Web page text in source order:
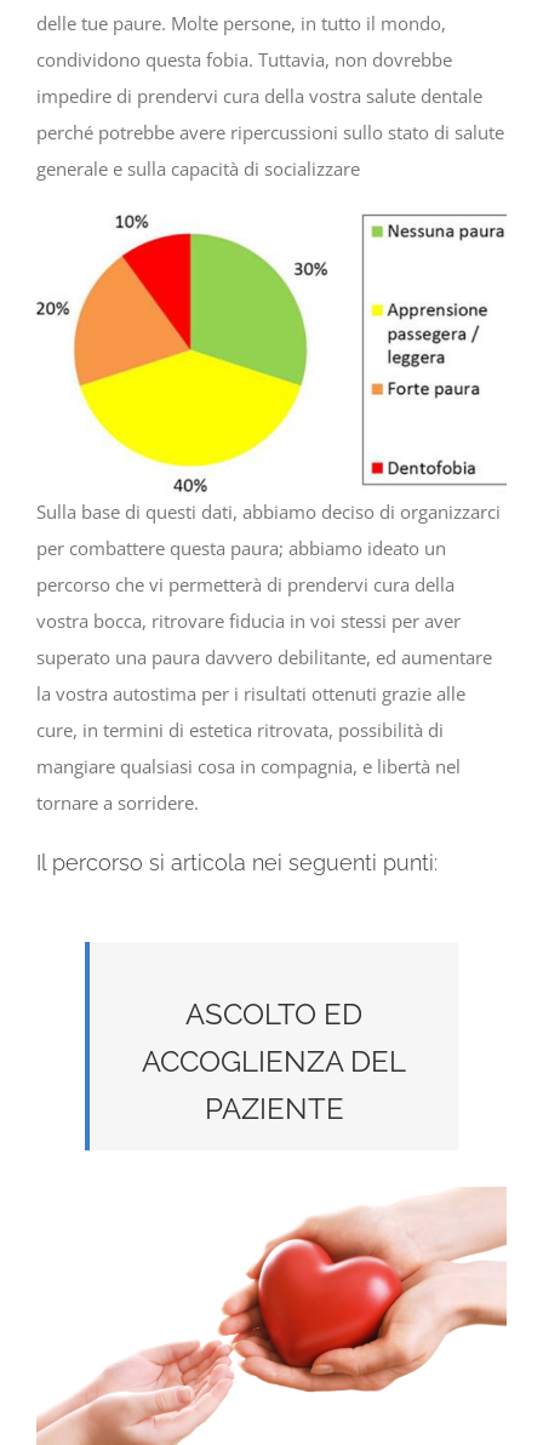
delle tue paure. Molte persone, in tutto il mondo,
condividono questa fobia. Tuttavia, non dovrebbe
impedire di prendervi cura della vostra salute dentale
perché potrebbe avere ripercussioni sullo stato di salute
generale e sulla capacità di socializzare
Sulla base di questi dati, abbiamo deciso di organizzarci
per combattere questa paura; abbiamo ideato un
percorso che vi permetterà di prendervi cura della
vostra bocca, ritrovare fiducia in voi stessi per aver
superato una paura davvero debilitante, ed aumentare
la vostra autostima per i risultati ottenuti grazie alle
cure, in termini di estetica ritrovata, possibilità di
mangiare qualsiasi cosa in compagnia, e libertà nel
tornare a sorridere.
Il percorso si articola nei seguenti punti:
ASCOLTO ED
ACCOGLIENZA DEL
PAZIENTE